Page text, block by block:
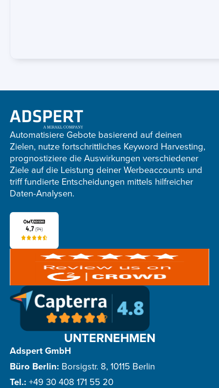
Adspert
footer
Automatisiere Gebote basierend auf deinen
Zielen, nutze fortschrittliches Keyword Harvesting,
prognostiziere die Auswirkungen verschiedener
Ziele auf die Leistung deiner Werbeaccounts und
triff fundierte Entscheidungen mittels hilfreicher
Daten-Analysen.
UNTERNEHMEN
Adspert GmbH
Büro Berlin: Borsigstr. 8, 10115 Berlin
Tel.: +49 30 408 171 55 20